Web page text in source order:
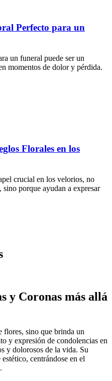
Perfecto para un
un funeral puede ser un
momentos de dolor y pérdida.
Florales en los
crucial en los velorios, no
porque ayudan a expresar
y Coronas más allá
flores, sino que brinda un
y expresión de condolencias en
y dolorosos de la vida. Su
centrándose en el